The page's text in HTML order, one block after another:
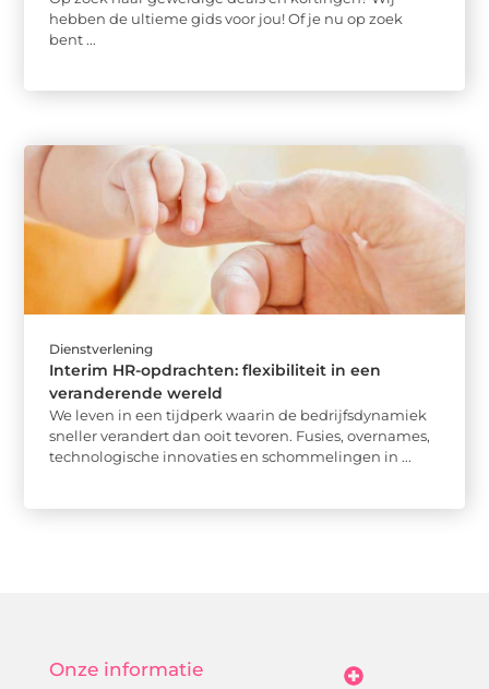
hebben de ultieme gids voor jou! Of je nu op zoek
bent ...
Dienstverlening
Interim HR-opdrachten: flexibiliteit in een
veranderende wereld
We leven in een tijdperk waarin de bedrijfsdynamiek
sneller verandert dan ooit tevoren. Fusies, overnames,
technologische innovaties en schommelingen in ...
Onze informatie